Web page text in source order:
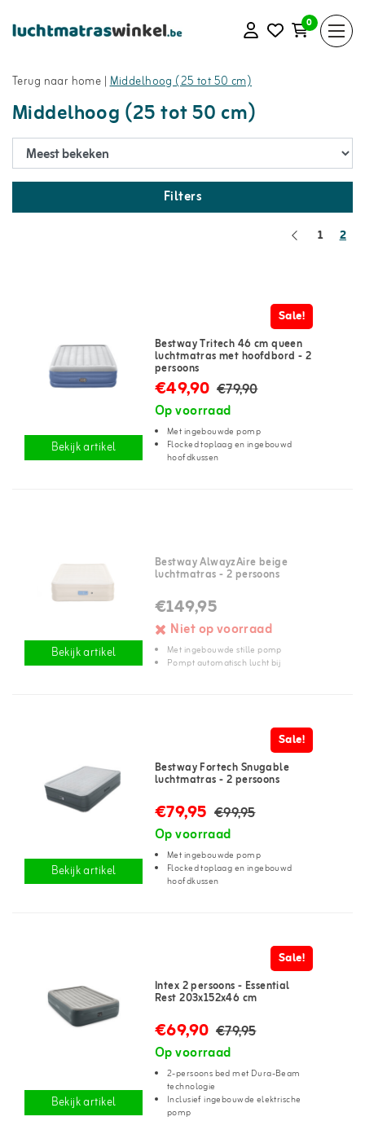
0
Terug naar home |Middelhoog (25 tot 50 cm)
Middelhoog (25 tot 50 cm)
Filters
1 2
Bekijk artikel
Sale!
Bestway Tritech 46 cm queen
luchtmatras met hoofdbord - 2
persoons
€49,90 €79,90
Op voorraad
Met ingebouwde pomp
Flocked toplaag en ingebouwd
hoofdkussen
Bekijk artikel
Bestway AlwayzAire beige
luchtmatras - 2 persoons
€149,95
Niet op voorraad
Met ingebouwde stille pomp
Pompt automatisch lucht bij
Bekijk artikel
Sale!
Bestway Fortech Snugable
luchtmatras - 2 persoons
€79,95 €99,95
Op voorraad
Met ingebouwde pomp
Flocked toplaag en ingebouwd
hoofdkussen
Bekijk artikel
Sale!
Intex 2 persoons - Essential
Rest 203x152x46 cm
€69,90 €79,95
Op voorraad
2-persoons bed met Dura-Beam
technologie
Inclusief ingebouwde elektrische
pomp